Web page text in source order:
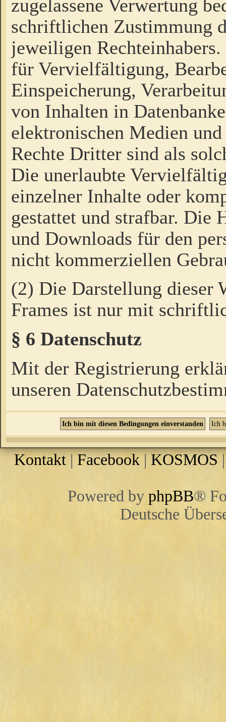
zugelassene Verwertung
schriftlichen Zustimmung
jeweiligen
für Vervielfältigung,
Einspeicherung,
von Inhalten in
elektronischen Medien
Rechte Dritter sind als
Die unerlaubte
einzelner Inhalte oder
gestattet und strafbar. Die
und Downloads für den
nicht kommerziellen
(2) Die Darstellung dieser
Frames ist nur mit
§ 6 Datenschutz
Mit der Registrierung
unseren
Kontakt |Facebook | KOSMOS
Powered by phpBB®
Deutsche